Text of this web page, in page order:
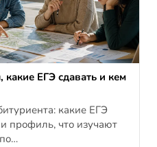
какие ЕГЭ сдавать и кем
какие ЕГЭ
профиль, что изучают